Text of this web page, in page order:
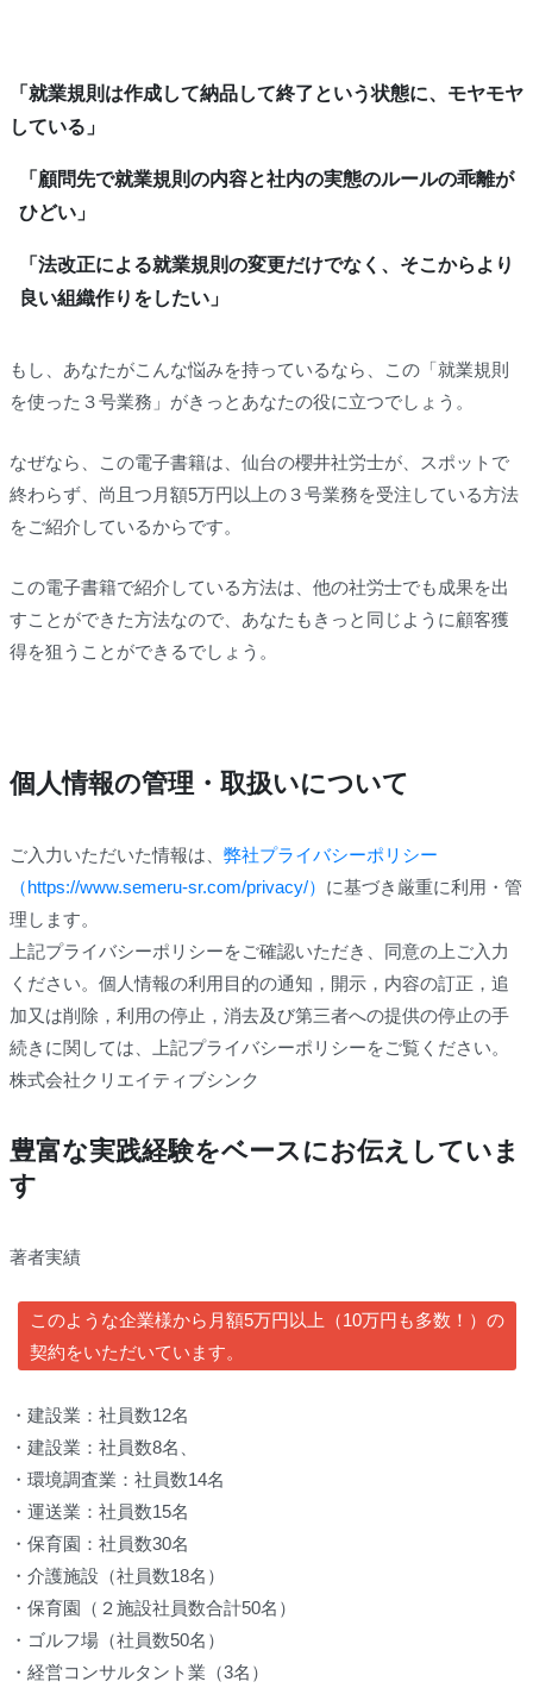
「就業規則は作成して納品して終了という状態に、モヤモヤ
している」
「顧問先で就業規則の内容と社内の実態のルールの乖離が
ひどい」
「法改正による就業規則の変更だけでなく、そこからより
良い組織作りをしたい」
もし、あなたがこんな悩みを持っているなら、この「就業規則
を使った３号業務」がきっとあなたの役に立つでしょう。
なぜなら、この電子書籍は、仙台の櫻井社労士が、スポットで
終わらず、尚且つ月額5万円以上の３号業務を受注している方法
をご紹介しているからです。
この電子書籍で紹介している方法は、他の社労士でも成果を出
すことができた方法なので、あなたもきっと同じように顧客獲
得を狙うことができるでしょう。
個人情報の管理・取扱いについて
ご入力いただいた情報は、 弊社プライバシーポリシー
（https://www.semeru-sr.com/privacy/） に基づき厳重に利用・管
理します。
上記プライバシーポリシーをご確認いただき、同意の上ご入力
ください。個人情報の利用目的の通知，開示，内容の訂正，追
加又は削除，利用の停止，消去及び第三者への提供の停止の手
続きに関しては、上記プライバシーポリシーをご覧ください。
株式会社クリエイティブシンク
豊富な実践経験をベースにお伝えしていま
す
著者実績
このような企業様から月額5万円以上（10万円も多数！）の
契約をいただいています。
・建設業：社員数12名
・建設業：社員数8名、
・環境調査業：社員数14名
・運送業：社員数15名
・保育園：社員数30名
・介護施設（社員数18名）
・保育園（２施設社員数合計50名）
・ゴルフ場（社員数50名）
・経営コンサルタント業（3名）